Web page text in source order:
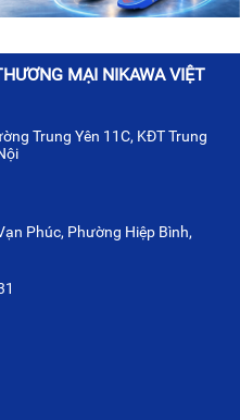
MẠI NIKAWA VIỆT
Trung Yên 11C, KĐT Trung
Phúc, Phường Hiệp Bình,